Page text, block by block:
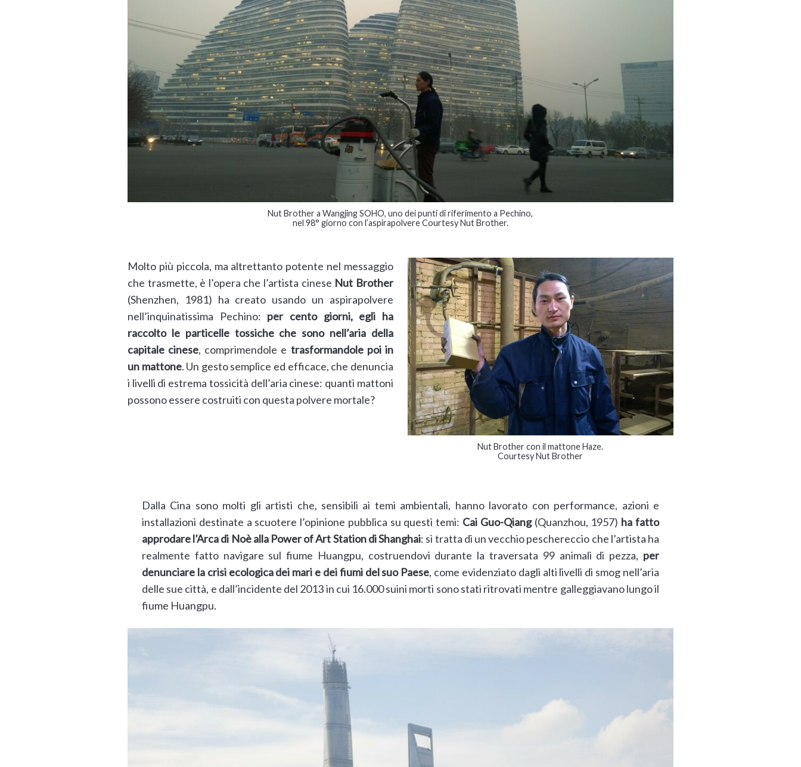
Nut Brother a Wangjing SOHO, uno dei punti di riferimento a Pechino,
nel 98° giorno con l’aspirapolvere Courtesy Nut Brother.
Molto più piccola, ma altrettanto potente nel messaggio
che trasmette, è l’opera che l’artista cinese Nut Brother
(Shenzhen, 1981) ha creato usando un aspirapolvere
nell’inquinatissima Pechino: per cento giorni, egli ha
raccolto le particelle tossiche che sono nell’aria della
capitale cinese, comprimendole e trasformandole poi in
un mattone. Un gesto semplice ed efficace, che denuncia
i livelli di estrema tossicità dell’aria cinese: quanti mattoni
possono essere costruiti con questa polvere mortale?
Nut Brother con il mattone Haze.
Courtesy Nut Brother
Dalla Cina sono molti gli artisti che, sensibili ai temi ambientali, hanno lavorato con performance, azioni e
installazioni destinate a scuotere l’opinione pubblica su questi temi: Cai Guo-Qiang(Quanzhou, 1957) ha fatto
approdare l’Arca di Noè alla Power of Art Station di Shanghai: si tratta di un vecchio peschereccio che l’artista ha
realmente fatto navigare sul fiume Huangpu, costruendovi durante la traversata 99 animali di pezza, per
denunciare la crisi ecologica dei mari e dei fiumi del suo Paese, come evidenziato dagli alti livelli di smog nell’aria
delle sue città, e dall’incidente del 2013 in cui 16.000 suini morti sono stati ritrovati mentre galleggiavano lungo il
fiume Huangpu.